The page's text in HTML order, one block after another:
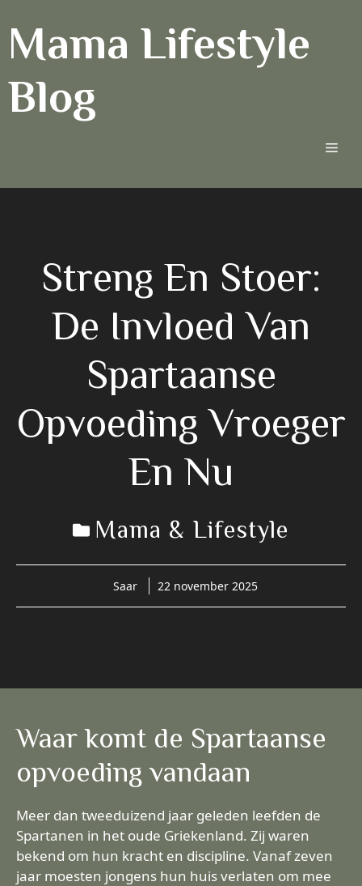
naarMama Lifestyle
Blog
Streng En Stoer:
De Invloed Van
Spartaanse
Opvoeding Vroeger
En Nu
Mama & Lifestyle
Saar 22 november 2025
Waar komt de Spartaanse
opvoeding vandaan
Meer dan tweeduizend jaar geleden leefden de
Spartanen in het oude Griekenland. Zij waren
bekend om hun kracht en discipline. Vanaf zeven
jaar moesten jongens hun huis verlaten om mee